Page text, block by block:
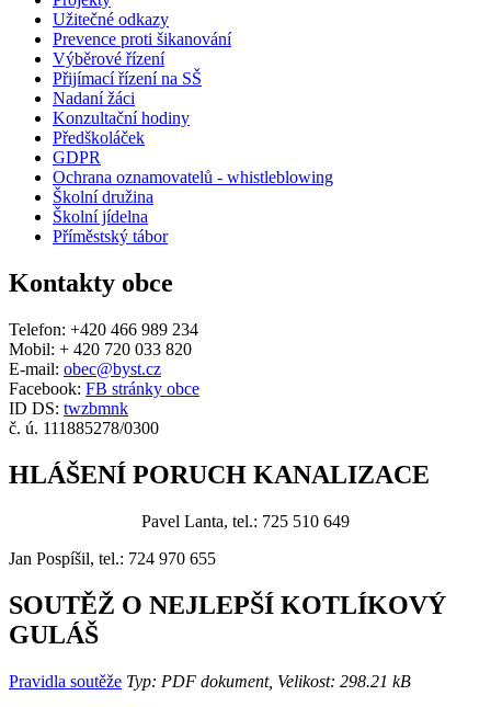
Užitečné odkazy
Prevence proti šikanování
Výběrové řízení
Přijímací řízení na SŠ
Nadaní žáci
Konzultační hodiny
Předškoláček
GDPR
Ochrana oznamovatelů - whistleblowing
Školní družina
Školní jídelna
Příměstský tábor
Kontakty obce
Telefon: +420 466 989 234
Mobil: + 420 720 033 820
E-mail: obec@byst.cz
Facebook: FB stránky obce
ID DS: twzbmnk
č. ú. 111885278/0300
HLÁŠENÍ PORUCH KANALIZACE
Pavel Lanta, tel.: 725 510 649
Jan Pospíšil, tel.: 724 970 655
SOUTĚŽ O NEJLEPŠÍ KOTLÍKOVÝ
GULÁŠ
Pravidla soutěže Typ: PDF dokument, Velikost: 298.21 kB